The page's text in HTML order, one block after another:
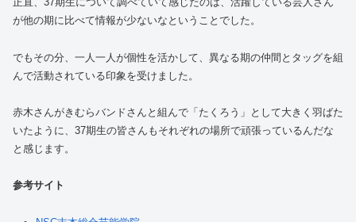
が他の期に比べて情報が少ないなということでした。
でもその分、一人一人が個性を活かして、異なる期の仲間とタッグを組
んで活動されている印象を受けました。
赤木さんがきむらバンドさんと組んで「たくろう」として大きく羽ばた
いたように、37期生の皆さんもそれぞれの場所で頑張っているんだな
と感じます。
参考サイト